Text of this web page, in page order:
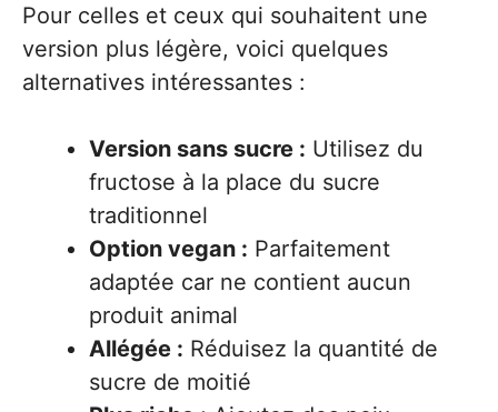
Pour celles et ceux qui souhaitent une
version plus légère, voici quelques
alternatives intéressantes :
Version sans sucre : Utilisez du
fructose à la place du sucre
traditionnel
Option vegan : Parfaitement
adaptée car ne contient aucun
produit animal
Allégée : Réduisez la quantité de
sucre de moitié